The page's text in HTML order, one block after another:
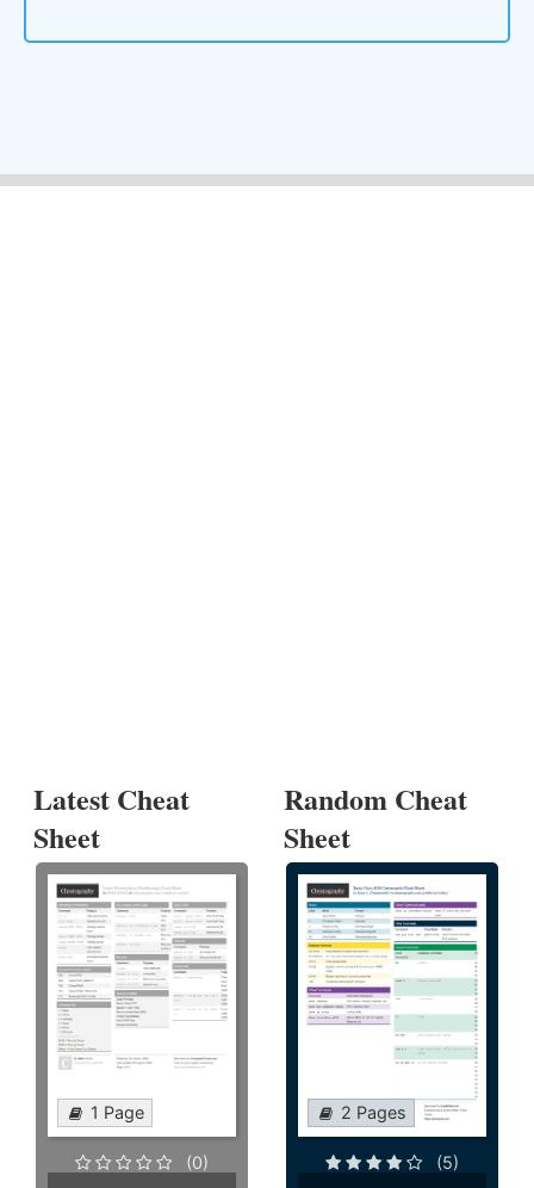
Latest Cheat
Sheet
1 Page
(0)
Random Cheat
Sheet
2 Pages
(5)